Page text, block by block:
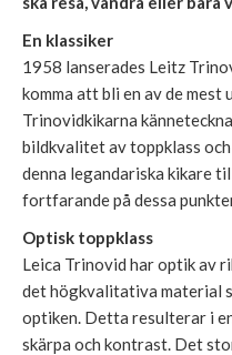
En klassiker
1958 lanserades Leitz
komma att bli en av de mest
Trinovidkikarna
bildkvalitet av toppklass
denna legandariska kikare
fortfarande på dessa
Optisk toppklass
Leica Trinovid har optik av
det högkvalitativa material
optiken. Detta resulterar i
skärpa och kontrast. Det